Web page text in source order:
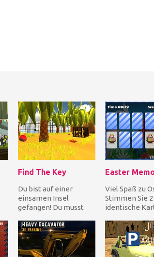
Find The Key
Du bist auf einer
einsamen Insel
gefangen! Du musst
diesem Ort zu
entkommen und n...
Easter
Viel Spaß zu
Stimmen Sie 2
identische
und leeren Sie